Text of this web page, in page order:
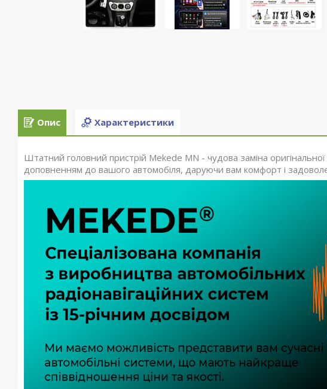
Опис Характеристики
Штатний головний пристрій Mekede MN - чудова заміна
доповненням до вашого автомобіля, даруючи вам комфорт і